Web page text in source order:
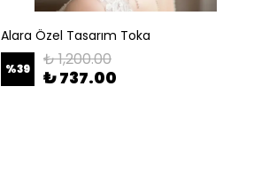
Alara Özel Tasarım Toka
%39 ₺ 1,200.00
₺ 737.00